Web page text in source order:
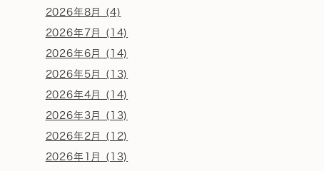
2026年8月 (4)
2026年7月 (14)
2026年6月 (14)
2026年5月 (13)
2026年4月 (14)
2026年3月 (13)
2026年2月 (12)
2026年1月 (13)